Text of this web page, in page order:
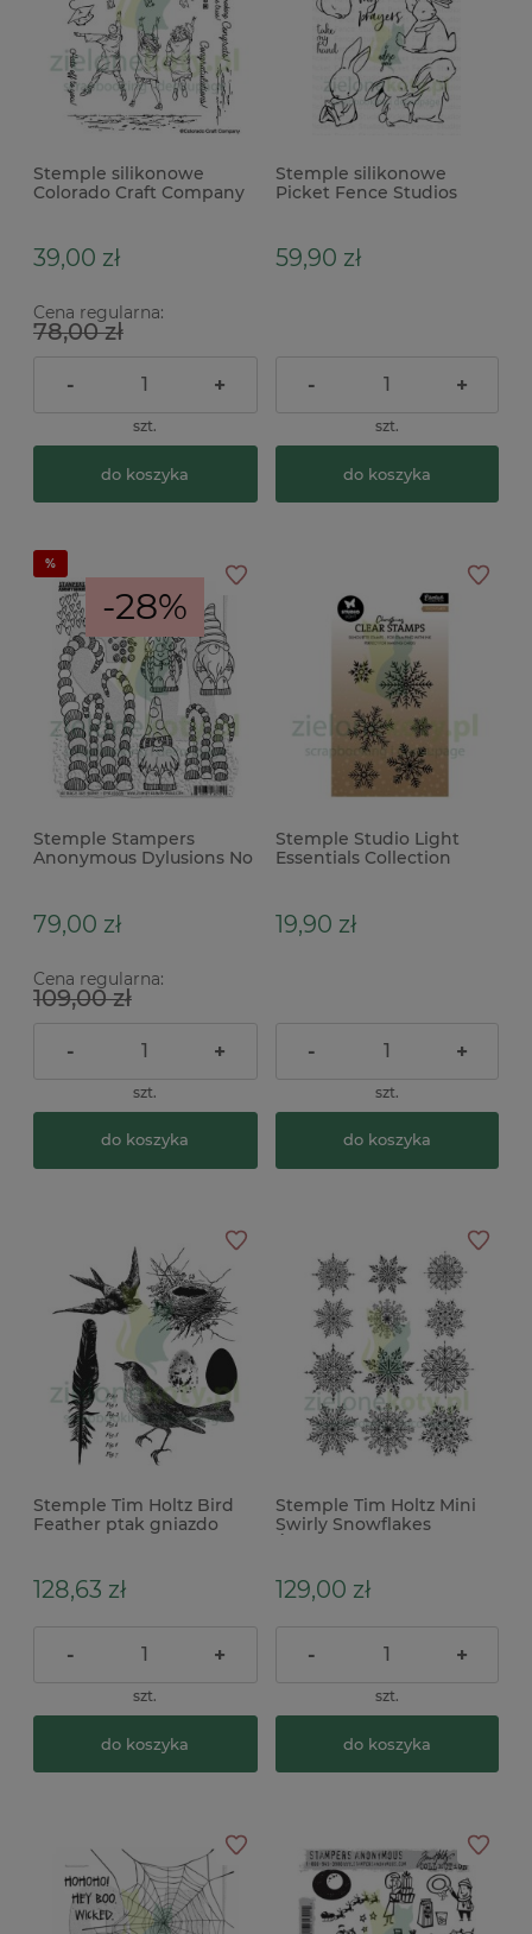
Stemple silikonowe
Colorado Craft Company
39,00 zł
Cena regularna:
78,00 zł
- +
szt.
do koszyka
Stemple silikonowe
Picket Fence Studios
59,90 zł
- +
szt.
do koszyka
-28%
Stemple Stampers
Anonymous Dylusions No
79,00 zł
Cena regularna:
109,00 zł
- +
szt.
do koszyka
Stemple Studio Light
Essentials Collection
19,90 zł
- +
szt.
do koszyka
Stemple Tim Holtz Bird
Feather ptak gniazdo
128,63 zł
- +
szt.
do koszyka
Stemple Tim Holtz Mini
Swirly Snowflakes
129,00 zł
- +
szt.
do koszyka